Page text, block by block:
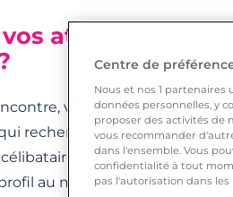
attentes pour
vous êtes mis en
recherchent une relation
gays qui partagent
au maximum. À partir de
Centre de
Nous et nos 1 partenaires
données personnelles, y
proposer des activités de
vous recommander
dans l'ensemble. Vous
confidentialité à tout
pas l'autorisation dans